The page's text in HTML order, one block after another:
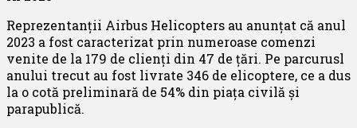
Reprezentanții Airbus Helicopters au anunțat că anul
2023 a fost caracterizat prin numeroase comenzi
venite de la 179 de clienți din 47 de țări. Pe parcurusl
anului trecut au fost livrate 346 de elicoptere, ce a dus
la o cotă preliminară de 54% din piața civilă și
parapublică.